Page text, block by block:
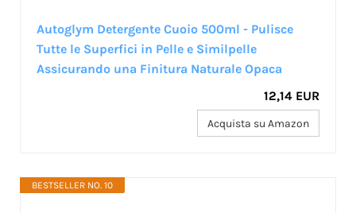
Autoglym Detergente Cuoio 500ml - Pulisce
Tutte le Superfici in Pelle e Similpelle
Assicurando una Finitura Naturale Opaca
12,14 EUR
Acquista su Amazon
BESTSELLER NO. 10